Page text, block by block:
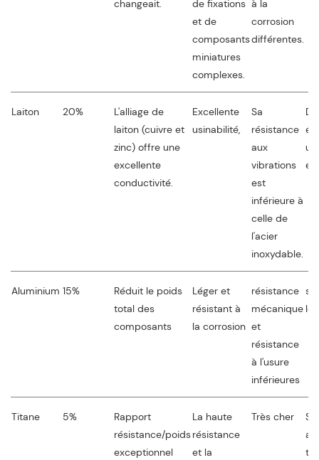
changeait.
de fixations
et de
composants
miniatures
complexes.
à la
corrosion
différentes.
Laiton 20%
L'alliage de
laiton (cuivre et
zinc) offre une
excellente
conductivité.
Excellente
usinabilité,
Sa
résistance
aux
vibrations
est
inférieure à
celle de
l'acier
inoxydable.
Aluminium 15%
Réduit le poids
total des
composants
Léger et
résistant à
la corrosion
résistance
mécanique
et
résistance
à l'usure
inférieures
Titane 5%
Rapport
résistance/poids
exceptionnel
La haute
résistance
et la
Très cher